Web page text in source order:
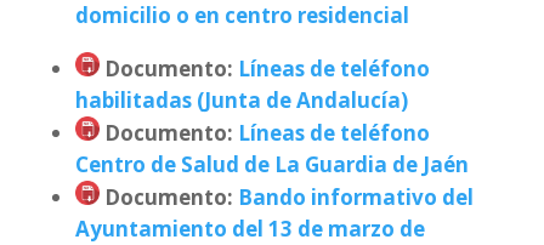
domicilio o en centro residencial
Documento: Líneas de teléfono
habilitadas (Junta de Andalucía)
Documento: Líneas de teléfono
Centro de Salud de La Guardia de Jaén
Documento: Bando informativo del
Ayuntamiento del 13 de marzo de